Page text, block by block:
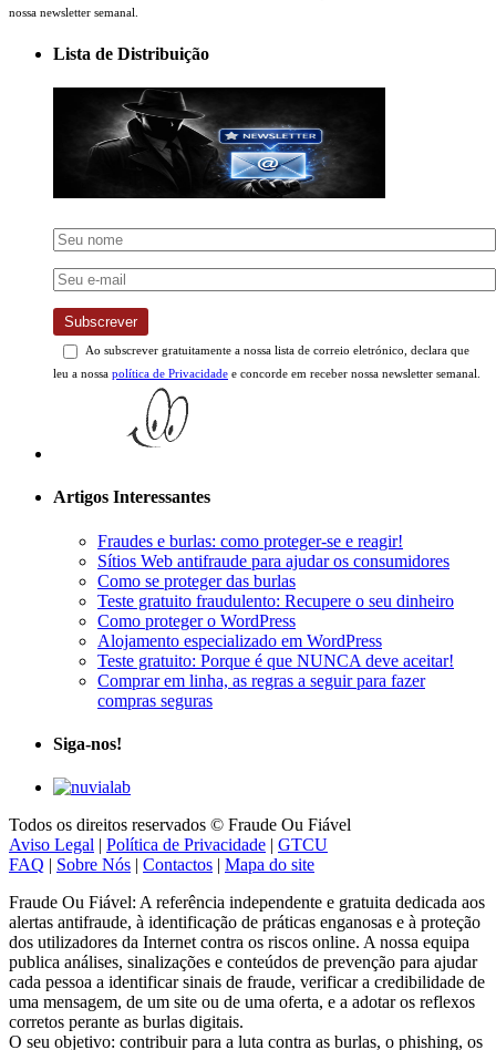
nossa newsletter semanal.
Lista de Distribuição
Subscrever
Ao subscrever gratuitamente a nossa lista de correio eletrónico, declara que
leu a nossa política de Privacidade e concorde em receber nossa newsletter semanal.
Artigos Interessantes
Fraudes e burlas: como proteger-se e reagir!
Sítios Web antifraude para ajudar os consumidores
Como se proteger das burlas
Teste gratuito fraudulento: Recupere o seu dinheiro
Como proteger o WordPress
Alojamento especializado em WordPress
Teste gratuito: Porque é que NUNCA deve aceitar!
Comprar em linha, as regras a seguir para fazer
compras seguras
Siga-nos!
Todos os direitos reservados © Fraude Ou Fiável
Aviso Legal | Política de Privacidade | GTCU
FAQ | Sobre Nós | Contactos | Mapa do site
Fraude Ou Fiável: A referência independente e gratuita dedicada aos
alertas antifraude, à identificação de práticas enganosas e à proteção
dos utilizadores da Internet contra os riscos online. A nossa equipa
publica análises, sinalizações e conteúdos de prevenção para ajudar
cada pessoa a identificar sinais de fraude, verificar a credibilidade de
uma mensagem, de um site ou de uma oferta, e a adotar os reflexos
corretos perante as burlas digitais.
O seu objetivo: contribuir para a luta contra as burlas, o phishing, os